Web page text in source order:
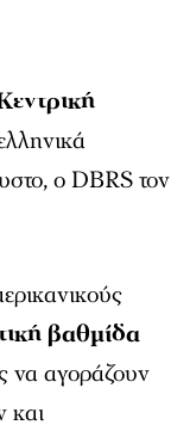
ο DBRS τον
βαθμίδα
να αγοράζουν
και